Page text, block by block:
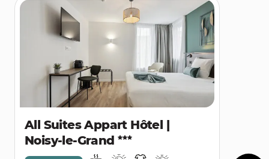
All Suites Appart Hôtel |
Noisy-le-Grand